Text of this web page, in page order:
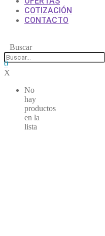
COTIZACIÓN
CONTACTO
Buscar
0
X
No
hay
productos
en la
lista